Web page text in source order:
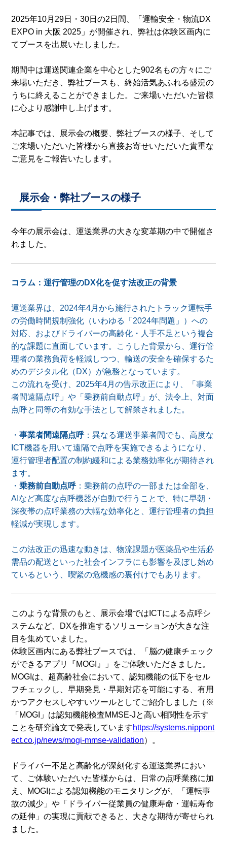
2025年10月29日・30日の2日間、「運輸安全・物流DX
EXPO in 大阪 2025」が開催され、弊社は体験区画内に
てブースを出展いたしました。
期間中は運送関連企業を中心とした902名もの方々にご
来場いただき、弊社ブースも、終始活気あふれる盛況の
うちに終えることができました。ご来場いただいた皆様
に心より感謝申し上げます。
本記事では、展示会の概要、弊社ブースの様子、そして
ご来場いただいた皆様から直接お寄せいただいた貴重な
ご意見をご報告いたします。
展示会・弊社ブースの様子
今年の展示会は、運送業界の大きな変革期の中で開催さ
れました。
コラム：運行管理のDX化を促す法改正の背景
運送業界は、2024年4月から施行されたトラック運転手
の労働時間規制強化（いわゆる「2024年問題」）への
対応、およびドライバーの高齢化・人手不足という複合
的な課題に直面しています。こうした背景から、運行管
理者の業務負荷を軽減しつつ、輸送の安全を確保するた
めのデジタル化（DX）が急務となっています。
この流れを受け、2025年4月の告示改正により、「事業
者間遠隔点呼」や「乗務前自動点呼」が、法令上、対面
点呼と同等の有効な手法として解禁されました。
・事業者間遠隔点呼：異なる運送事業者間でも、高度な
ICT機器を用いて遠隔で点呼を実施できるようになり、
運行管理者配置の制約緩和による業務効率化が期待され
ます。
・乗務前自動点呼：乗務前の点呼の一部または全部を、
AIなど高度な点呼機器が自動で行うことで、特に早朝・
深夜帯の点呼業務の大幅な効率化と、運行管理者の負担
軽減が実現します。
この法改正の迅速な動きは、物流課題が医薬品や生活必
需品の配送といった社会インフラにも影響を及ぼし始め
ているという、喫緊の危機感の裏付けでもあります。
このような背景のもと、展示会場ではICTによる点呼シ
ステムなど、DXを推進するソリューションが大きな注
目を集めていました。
体験区画内にある弊社ブースでは、「脳の健康チェック
ができるアプリ『MOGI』」をご体験いただきました。
MOGIは、超高齢社会において、認知機能の低下をセル
フチェックし、早期発見・早期対応を可能にする、有用
かつアクセスしやすいツールとしてご紹介しました（※
「MOGI」は認知機能検査MMSE-Jと高い相関性を示す
ことを研究論文で発表していますhttps://systems.nippont
ect.co.jp/news/mogi-mmse-validation）。
ドライバー不足と高齢化が深刻化する運送業界におい
て、ご体験いただいた皆様からは、日常の点呼業務に加
え、MOGIによる認知機能のモニタリングが、「運転事
故の減少」や「ドライバー従業員の健康寿命・運転寿命
の延伸」の実現に貢献できると、大きな期待が寄せられ
ました。